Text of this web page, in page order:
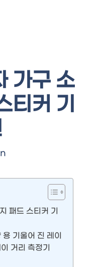
가구 소
티커 기
패드 스티커 기
기울어 진 레이
거리 측정기